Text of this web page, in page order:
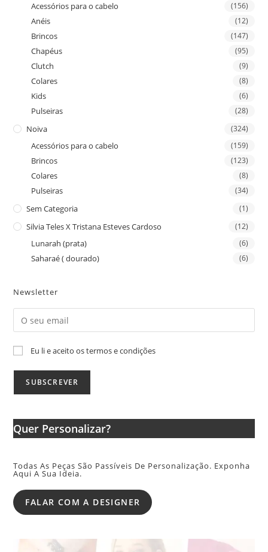
Acessórios para o cabelo (156)
Anéis (12)
Brincos (147)
Chapéus (95)
Clutch (9)
Colares (8)
Kids (6)
Pulseiras (28)
Noiva (324)
Acessórios para o cabelo (159)
Brincos (123)
Colares (8)
Pulseiras (34)
Sem Categoria (1)
Silvia Teles X Tristana Esteves Cardoso (12)
Lunarah (prata) (6)
Saharaé ( dourado) (6)
Newsletter
Eu li e aceito os termos e condições
Quer Personalizar?
Todas As Peças São Passíveis De Personalização. Exponha
Aqui A Sua Ideia.
FALAR COM A DESIGNER